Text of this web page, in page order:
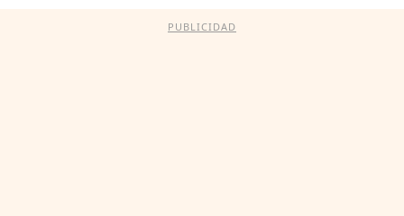
PUBLICIDAD